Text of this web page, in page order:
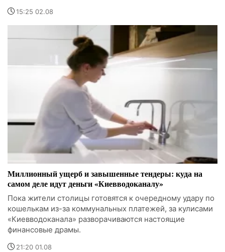
15:25 02.08
Миллионный ущерб и завышенные тендеры: куда на
самом деле идут деньги «Киевводоканалу»
Пока жители столицы готовятся к очередному удару по
кошелькам из-за коммунальных платежей, за кулисами
«Киевводоканала» разворачиваются настоящие
финансовые драмы.
21:20 01.08